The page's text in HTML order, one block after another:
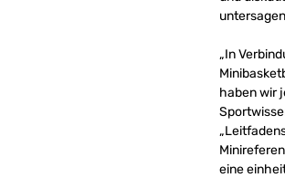
„In
haben wir
eine